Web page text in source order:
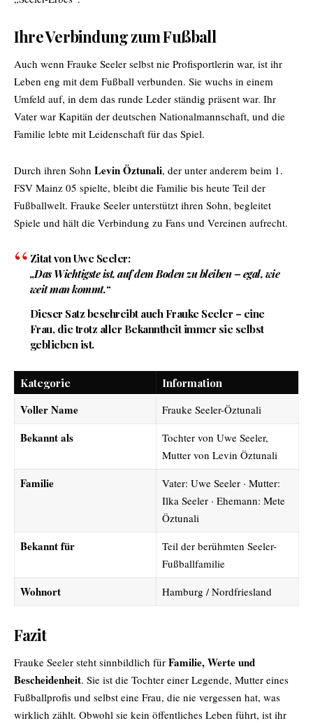
Ihre Verbindung zum Fußball
Auch wenn Frauke Seeler selbst nie Profisportlerin war, ist ihr
Leben eng mit dem Fußball verbunden. Sie wuchs in einem
Umfeld auf, in dem das runde Leder ständig präsent war. Ihr
Vater war Kapitän der deutschen Nationalmannschaft, und die
Familie lebte mit Leidenschaft für das Spiel.
Durch ihren Sohn Levin Öztunali, der unter anderem beim 1.
FSV Mainz 05 spielte, bleibt die Familie bis heute Teil der
Fußballwelt. Frauke Seeler unterstützt ihren Sohn, begleitet
Spiele und hält die Verbindung zu Fans und Vereinen aufrecht.
Zitat von Uwe Seeler:
„Das Wichtigste ist, auf dem Boden zu bleiben – egal, wie
weit man kommt.“
Dieser Satz beschreibt auch Frauke Seeler – eine
Frau, die trotz aller Bekanntheit immer sie selbst
geblieben ist.
Kategorie Information
Voller Name Frauke Seeler-Öztunali
Bekannt als Tochter von Uwe Seeler,
Mutter von Levin Öztunali
Familie
Vater: Uwe Seeler · Mutter:
Ilka Seeler · Ehemann: Mete
Öztunali
Bekannt für
Teil der berühmten Seeler-
Fußballfamilie
Wohnort Hamburg / Nordfriesland
Fazit
Frauke Seeler steht sinnbildlich für Familie, Werte und
Bescheidenheit. Sie ist die Tochter einer Legende, Mutter eines
Fußballprofis und selbst eine Frau, die nie vergessen hat, was
wirklich zählt. Obwohl sie kein öffentliches Leben führt, ist ihr